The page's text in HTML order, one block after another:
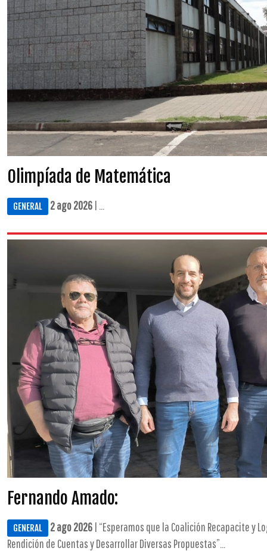
Olimpíada de Matemática
GENERAL 2 ago 2026 | ...
Fernando Amado:
GENERAL 2 ago 2026 | “Esperamos que la Coalición Recapacite y
Rendición de Cuentas y Desarrollar Diversas Propuestas”...